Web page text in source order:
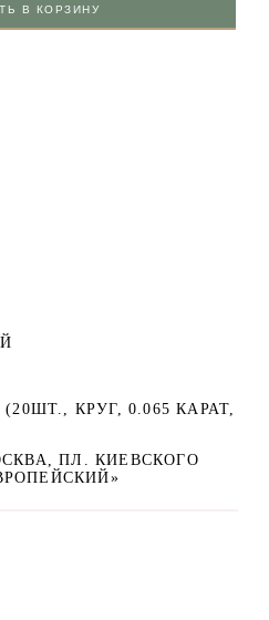
В КОРЗИНУ
КРУГ, 0.065 КАРАТ,
ПЛ. КИЕВСКОГО